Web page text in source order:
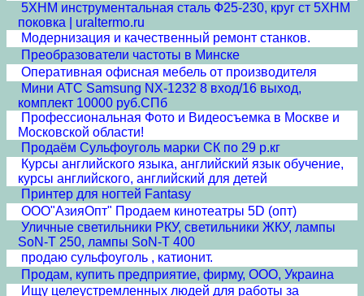
5ХНМ инструментальная сталь Ф25-230, круг ст 5ХНМ
поковка | uraltermo.ru
Модернизация и качественный ремонт станков.
Преобразователи частоты в Минске
Оперативная офисная мебель от производителя
Мини АТС Samsung NX-1232 8 вход/16 выход,
комплект 10000 руб.СПб
Профессиональная Фото и Видеосъемка в Москве и
Московской области!
Продаём Сульфоуголь марки СК по 29 р.кг
Курсы английского языка, английский язык обучение,
курсы английского, английский для детей
Принтер для ногтей Fantasy
ООО"АзияОпт" Продаем кинотеатры 5D (опт)
Уличные светильники РКУ, светильники ЖКУ, лампы
SoN-T 250, лампы SoN-T 400
продаю сульфоуголь , катионит.
Продам, купить предприятие, фирму, ООО, Украина
Ищу целеустремленных людей для работы за